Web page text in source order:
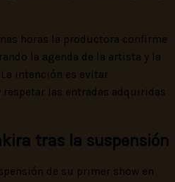
horas la productora confirme
la agenda de la artista y la
intención es evitar
las entradas adquiridas
tras la suspensión
de su primer show en